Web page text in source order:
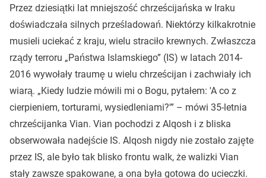
Przez dziesiątki lat mniejszość chrześcijańska w Iraku
doświadczała silnych prześladowań. Niektórzy kilkakrotnie
musieli uciekać z kraju, wielu straciło krewnych. Zwłaszcza
rządy terroru „Państwa Islamskiego” (IS) w latach 2014-
2016 wywołały traumę u wielu chrześcijan i zachwiały ich
wiarą. „Kiedy ludzie mówili mi o Bogu, pytałem: 'A co z
cierpieniem, torturami, wysiedleniami?'” – mówi 35-letnia
chrześcijanka Vian. Vian pochodzi z Alqosh i z bliska
obserwowała nadejście IS. Alqosh nigdy nie zostało zajęte
przez IS, ale było tak blisko frontu walk, że walizki Vian
stały zawsze spakowane, a ona była gotowa do ucieczki.